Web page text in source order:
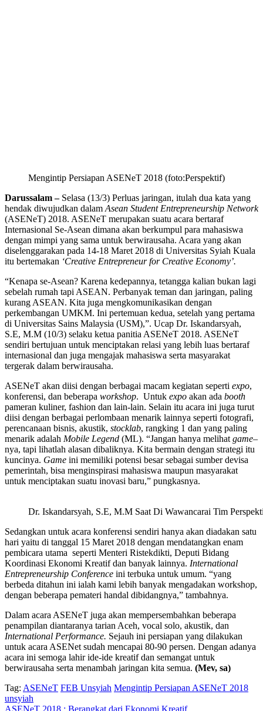
Mengintip Persiapan ASENeT 2018 (foto:Perspektif)
Darussalam –Selasa (13/3) Perluas jaringan, itulah dua kata yang
hendak diwujudkan dalam Asean Student Entrepreneurship Network
(ASENeT) 2018. ASENeT merupakan suatu acara bertaraf
Internasional Se-Asean dimana akan berkumpul para mahasiswa
dengan mimpi yang sama untuk berwirausaha. Acara yang akan
diselenggarakan pada 14-18 Maret 2018 di Universitas Syiah Kuala
itu bertemakan ‘Creative Entrepreneur for Creative Economy’.
“Kenapa se-Asean? Karena kedepannya, tetangga kalian bukan lagi
sebelah rumah tapi ASEAN. Perbanyak teman dan jaringan, paling
kurang ASEAN. Kita juga mengkomunikasikan dengan
perkembangan UMKM. Ini pertemuan kedua, setelah yang pertama
di Universitas Sains Malaysia (USM),”. Ucap Dr. Iskandarsyah,
S.E, M.M (10/3) selaku ketua panitia ASENeT 2018. ASENeT
sendiri bertujuan untuk menciptakan relasi yang lebih luas bertaraf
internasional dan juga mengajak mahasiswa serta masyarakat
tergerak dalam berwirausaha.
ASENeT akan diisi dengan berbagai macam kegiatan seperti expo,
konferensi, dan beberapa workshop. Untuk expo akan ada booth
pameran kuliner, fashion dan lain-lain. Selain itu acara ini juga turut
diisi dengan berbagai perlombaan menarik lainnya seperti fotografi,
perencanaan bisnis, akustik, stocklab, rangking 1 dan yang paling
menarik adalah Mobile Legend (ML). “Jangan hanya melihat game–
nya, tapi lihatlah alasan dibaliknya. Kita bermain dengan strategi itu
kuncinya. Game ini memiliki potensi besar sebagai sumber devisa
pemerintah, bisa menginspirasi mahasiswa maupun masyarakat
untuk menciptakan suatu inovasi baru,” pungkasnya.
Dr. Iskandarsyah, S.E, M.M Saat Di Wawancarai Tim
Sedangkan untuk acara konferensi sendiri hanya akan diadakan satu
hari yaitu di tanggal 15 Maret 2018 dengan mendatangkan enam
pembicara utama seperti Menteri Ristekdikti, Deputi Bidang
Koordinasi Ekonomi Kreatif dan banyak lainnya. International
Entrepreneurship Conference ini terbuka untuk umum. “yang
berbeda ditahun ini ialah kami lebih banyak mengadakan workshop,
dengan beberapa pemateri handal dibidangnya,” tambahnya.
Dalam acara ASENeT juga akan mempersembahkan beberapa
penampilan diantaranya tarian Aceh, vocal solo, akustik, dan
International Performance. Sejauh ini persiapan yang dilakukan
untuk acara ASENet sudah mencapai 80-90 persen. Dengan adanya
acara ini semoga lahir ide-ide kreatif dan semangat untuk
berwirausaha serta menambah jaringan kita semua. (Mev, sa)
Tag: ASENeT FEB Unsyiah Mengintip Persiapan ASENeT 2018
unsyiah